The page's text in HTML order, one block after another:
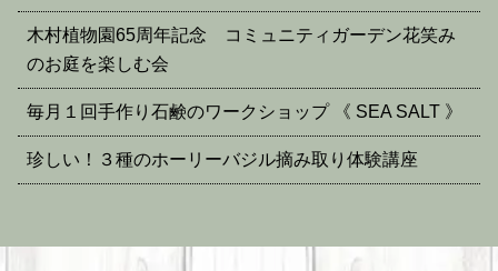
木村植物園65周年記念 コミュニティガーデン花笑み
のお庭を楽しむ会
毎月１回手作り石鹸のワークショップ 《 SEA SALT 》
珍しい！３種のホーリーバジル摘み取り体験講座